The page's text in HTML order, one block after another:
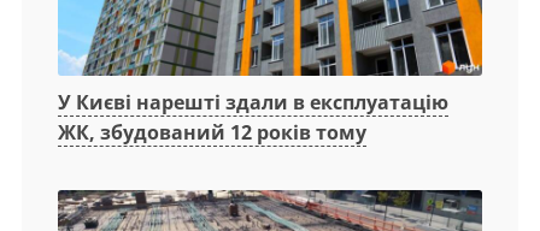
У Києві нарешті здали в експлуатацію
ЖК, збудований 12 років тому